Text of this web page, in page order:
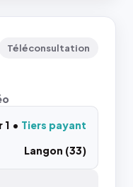
Téléconsultation
1
Tiers payant
Langon (33)